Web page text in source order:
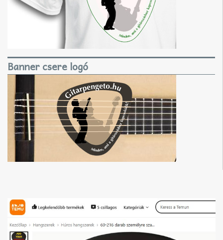
Banner csere logó